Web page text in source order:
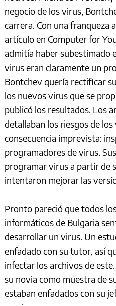
negocio de los virus,
carrera. Con una franqueza
artículo en Computer for
admitía haber subestimado
virus eran claramente un
Bontchev quería rectificar
los nuevos virus que se
publicó los resultados. Los
detallaban los riesgos de
consecuencia imprevista:
programadores de virus.
programar virus a partir de
intentaron mejorar las
Pronto pareció que todos
informáticos de Bulgaria
desarrollar un virus. Un
enfadado con su tutor, así
infectar los archivos de
su novia como muestra de
estaban enfadados con su